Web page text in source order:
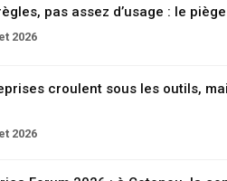
pas assez d’usage : le
2026
croulent sous les outils,
2026